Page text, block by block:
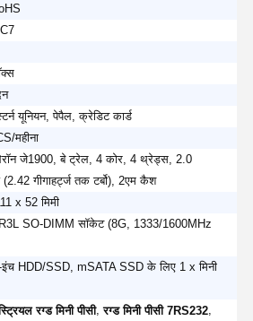
यूनियन, पेपैल, क्रेडिट कार्ड
महीना
जे1900, बे ट्रेल, 4 कोर, 4 थ्रेड्स, 2.0
(2.42 गीगाहर्ट्ज तक टर्बो), 2एम कैश
x 52 मिमी
SO-DIMM सॉकेट (8G, 1333/1600MHz
HDD/SSD, mSATA SSD के लिए 1 x मिनी
रग्ड मिनी पीसी,रग्ड मिनी पीसी 7RS232